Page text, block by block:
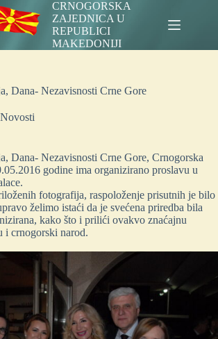
CRNOGORSKA
ZAJEDNICA U
REPUBLICI
MAKEDONIJI
Dana- Nezavisnosti Crne Gore
Novosti
Dana- Nezavisnosti Crne Gore, Crnogorska
godine ima organizirano proslavu u
fotografija, raspoloženje prisutnih je bilo
želimo istaći da je svećena priredba bila
kako što i prilići ovakvo znaćajnu
i crnogorski narod.